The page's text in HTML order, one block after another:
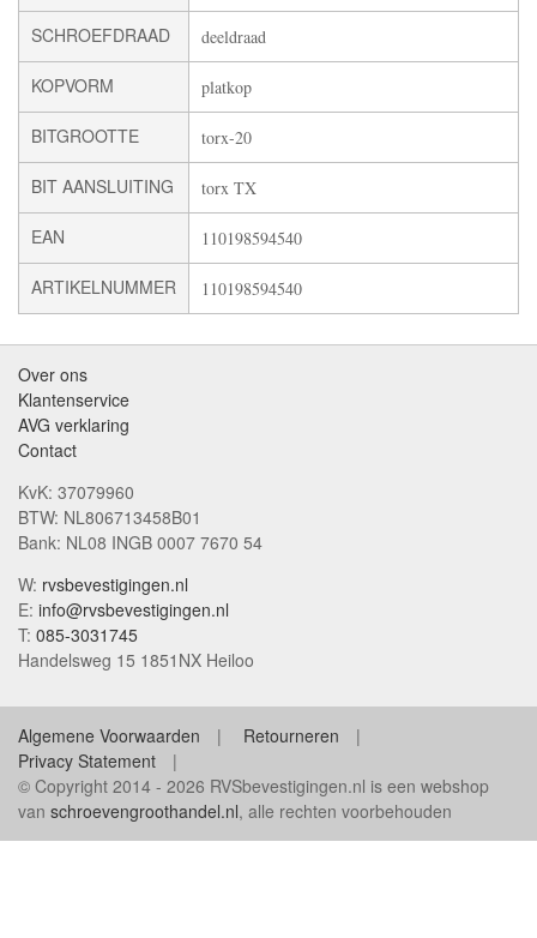
SCHROEFDRAAD deeldraad
KOPVORM platkop
BITGROOTTE torx-20
BIT AANSLUITING torx TX
EAN 110198594540
ARTIKELNUMMER 110198594540
Over ons
Klantenservice
AVG verklaring
Contact
KvK: 37079960
BTW: NL806713458B01
Bank: NL08 INGB 0007 7670 54
W: rvsbevestigingen.nl
E: info@rvsbevestigingen.nl
T: 085-3031745
Handelsweg 15 1851NX Heiloo
Algemene Voorwaarden
Retourneren
Privacy Statement
© Copyright 2014 - 2026 RVSbevestigingen.nl is een webshop
van schroevengroothandel.nl, alle rechten voorbehouden